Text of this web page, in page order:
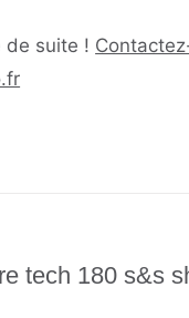
de suite !
tech 180 s&s